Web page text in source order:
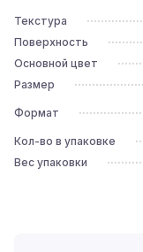
Текстура
Поверхность
Основной цвет
Размер
Формат
Кол-во в упаковке
Вес упаковки